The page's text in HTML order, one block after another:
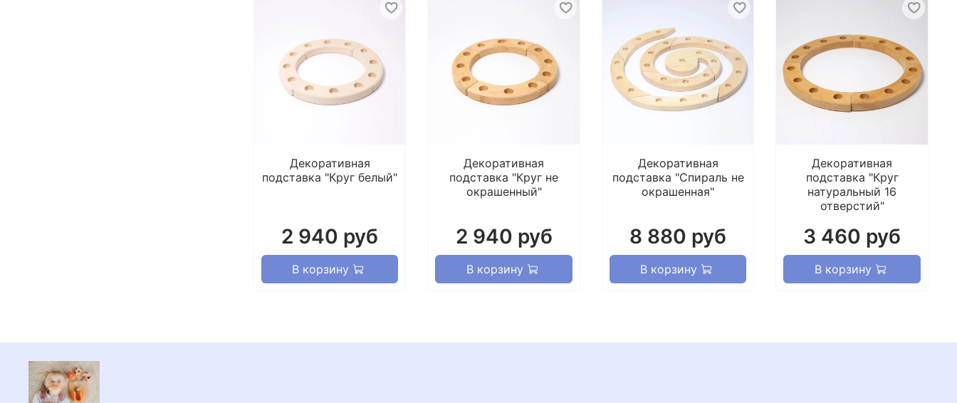
Декоративная
подставка "Круг белый"
2 940 руб
В корзину
Декоративная
подставка "Круг не
окрашенный"
2 940 руб
В корзину
Декоративная
подставка "Спираль не
окрашенная"
8 880 руб
В корзину
Декоративная
подставка "Круг
натуральный 16
отверстий"
3 460 руб
В корзину